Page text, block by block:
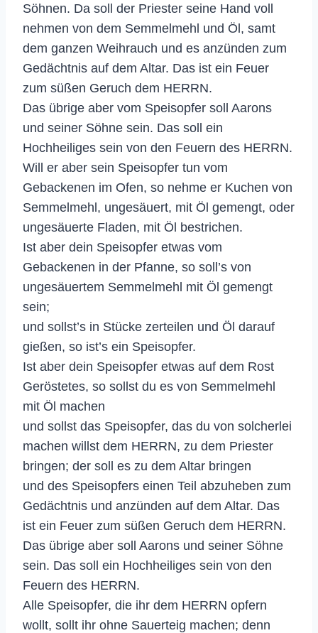
Söhnen. Da soll der Priester seine Hand voll
nehmen von dem Semmelmehl und Öl, samt
dem ganzen Weihrauch und es anzünden zum
Gedächtnis auf dem Altar. Das ist ein Feuer
zum süßen Geruch dem HERRN.
Das übrige aber vom Speisopfer soll Aarons
und seiner Söhne sein. Das soll ein
Hochheiliges sein von den Feuern des HERRN.
Will er aber sein Speisopfer tun vom
Gebackenen im Ofen, so nehme er Kuchen von
Semmelmehl, ungesäuert, mit Öl gemengt, oder
ungesäuerte Fladen, mit Öl bestrichen.
Ist aber dein Speisopfer etwas vom
Gebackenen in der Pfanne, so soll’s von
ungesäuertem Semmelmehl mit Öl gemengt
sein;
und sollst’s in Stücke zerteilen und Öl darauf
gießen, so ist’s ein Speisopfer.
Ist aber dein Speisopfer etwas auf dem Rost
Geröstetes, so sollst du es von Semmelmehl
mit Öl machen
und sollst das Speisopfer, das du von solcherlei
machen willst dem HERRN, zu dem Priester
bringen; der soll es zu dem Altar bringen
und des Speisopfers einen Teil abzuheben zum
Gedächtnis und anzünden auf dem Altar. Das
ist ein Feuer zum süßen Geruch dem HERRN.
Das übrige aber soll Aarons und seiner Söhne
sein. Das soll ein Hochheiliges sein von den
Feuern des HERRN.
Alle Speisopfer, die ihr dem HERRN opfern
wollt, sollt ihr ohne Sauerteig machen; denn